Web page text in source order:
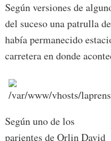
Según versiones de
del suceso una patrulla
había permanecido
carretera en donde
Según uno de los
parientes de Orlin David